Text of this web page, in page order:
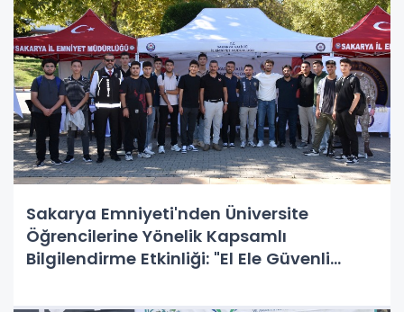
Sakarya Emniyeti'nden Üniversite
Öğrencilerine Yönelik Kapsamlı
Bilgilendirme Etkinliği: "El Ele Güvenli